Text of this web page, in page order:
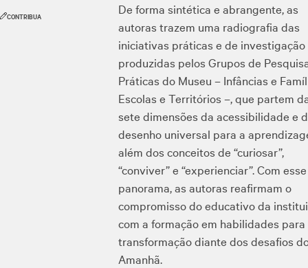
CONTRIBUA
De forma sintética e abrangente, as
autoras trazem uma radiografia das
iniciativas práticas e de investigação
produzidas pelos Grupos de
Práticas do Museu – Infâncias e
Escolas e Territórios –, que partem
sete dimensões da acessibilidade e
desenho universal para a
além dos conceitos de “curiosar”,
“conviver” e “experienciar”. Com esse
panorama, as autoras reafirmam o
compromisso do educativo da
com a formação em habilidades para
transformação diante dos desafios
Amanhã.